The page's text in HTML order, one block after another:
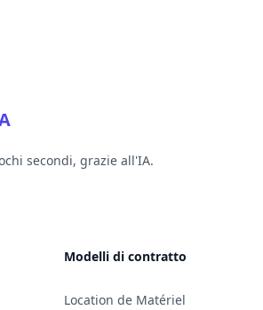
secondi, grazie all'IA.
Modelli di contratto
Location de Matériel